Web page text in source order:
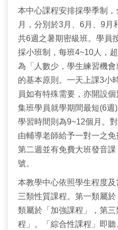
本中心課程安排採學季制
月，分別於3月、6月、9月
共6週之暑期密級班。學員
採小班制，每班4~10人，
為「人數少，學生練習機
的基本原則。一天上課3小
員如有特殊需要，亦開設
集班學員就學期間最短(6週
學習時間則為9~12個月。
由輔導老師給予一對一之
第二週並有免費大班發音
號。
本教學中心依照學生程度
三類性質課程。第一類屬
類屬於「加強課程」，第
程」。「綜合性課程」即